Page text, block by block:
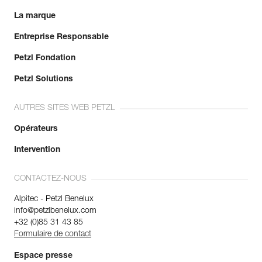
La marque
Entreprise Responsable
Petzl Fondation
Petzl Solutions
AUTRES SITES WEB PETZL
Opérateurs
Intervention
CONTACTEZ-NOUS
Alpitec - Petzl Benelux
info@petzlbenelux.com
+32 (0)85 31 43 85
Formulaire de contact
Espace presse